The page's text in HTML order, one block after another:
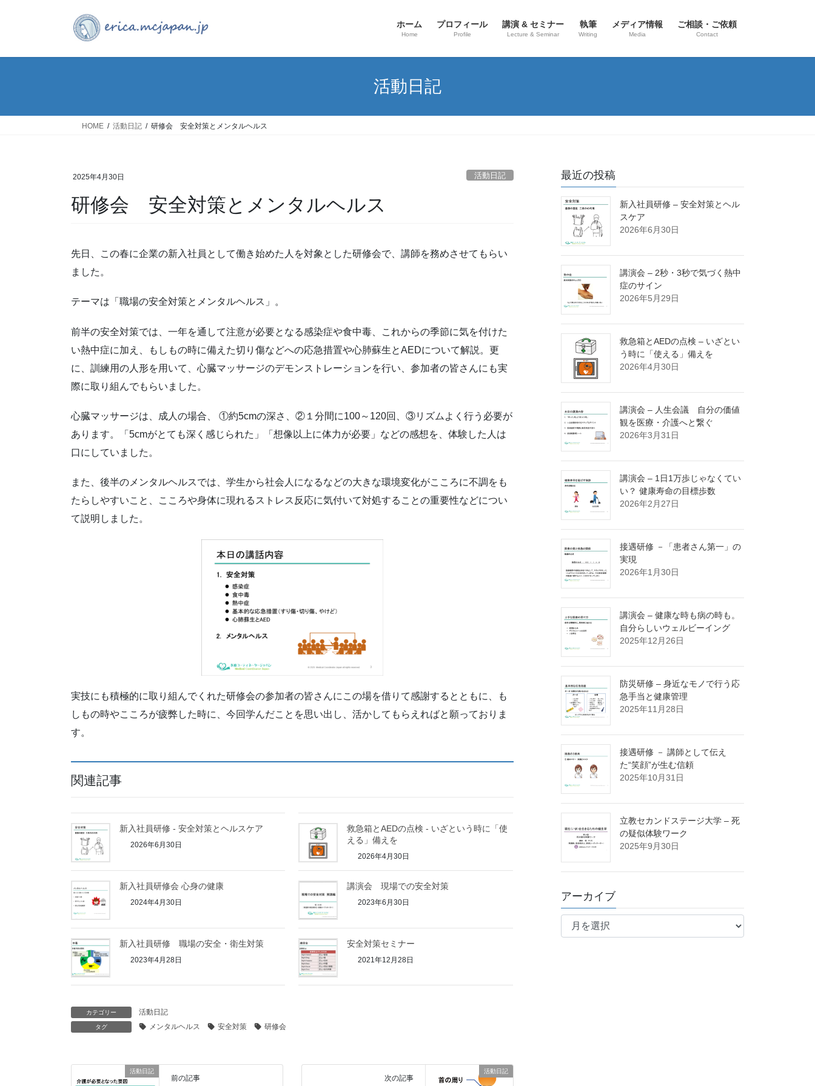
ホーム
Home
プロフィール
Profile
講演 & セミナー
Lecture & Seminar
執筆
Writing
メディア情報
Media
ご相談・ご依頼
Contact
活動日記
HOME 活動日記 研修会 安全対策とメンタルヘルス
2025年4月30日 活動日記
研修会 安全対策とメンタルヘルス
先日、この春に企業の新入社員として働き始めた人を対象とした研修会で、講師を務めさせてもらい
ました。
テーマは「職場の安全対策とメンタルヘルス」。
前半の安全対策では、一年を通して注意が必要となる感染症や食中毒、これからの季節に気を付けた
い熱中症に加え、もしもの時に備えた切り傷などへの応急措置や心肺蘇生とAEDについて解説。更
に、訓練用の人形を用いて、心臓マッサージのデモンストレーションを行い、参加者の皆さんにも実
際に取り組んでもらいました。
心臓マッサージは、成人の場合、 ①約5cmの深さ、②１分間に100～120回、③リズムよく行う必要が
あります。「5cmがとても深く感じられた」「想像以上に体力が必要」などの感想を、体験した人は
口にしていました。
また、後半のメンタルヘルスでは、学生から社会人になるなどの大きな環境変化がこころに不調をも
たらしやすいこと、こころや身体に現れるストレス反応に気付いて対処することの重要性などについ
て説明しました。
実技にも積極的に取り組んでくれた研修会の参加者の皆さんにこの場を借りて感謝するとともに、も
しもの時やこころが疲弊した時に、今回学んだことを思い出し、活かしてもらえればと願っておりま
す。
関連記事
新入社員研修 - 安全対策とヘルスケア
2026年6月30日
救急箱とAEDの点検 - いざという時に「使
える」備えを
2026年4月30日
新入社員研修会 心身の健康
2024年4月30日
講演会 現場での安全対策
2023年6月30日
新入社員研修 職場の安全・衛生対策
2023年4月28日
安全対策セミナー
2021年12月28日
カテゴリー 活動日記
タグ メンタルヘルス 安全対策 研修会
活動日記
前の記事
活動日記
次の記事
最近の投稿
新入社員研修 – 安全対策とヘル
スケア
2026年6月30日
講演会 – 2秒・3秒で気づく熱中
症のサイン
2026年5月29日
救急箱とAEDの点検 – いざとい
う時に「使える」備えを
2026年4月30日
講演会 – 人生会議 自分の価値
観を医療・介護へと繋ぐ
2026年3月31日
講演会 – 1日1万歩じゃなくてい
い？ 健康寿命の目標歩数
2026年2月27日
接遇研修 －「患者さん第一」の
実現
2026年1月30日
講演会 – 健康な時も病の時も。
自分らしいウェルビーイング
2025年12月26日
防災研修 – 身近なモノで行う応
急手当と健康管理
2025年11月28日
接遇研修 － 講師として伝え
た“笑顔”が生む信頼
2025年10月31日
立教セカンドステージ大学 – 死
の疑似体験ワーク
2025年9月30日
アーカイブ
ア